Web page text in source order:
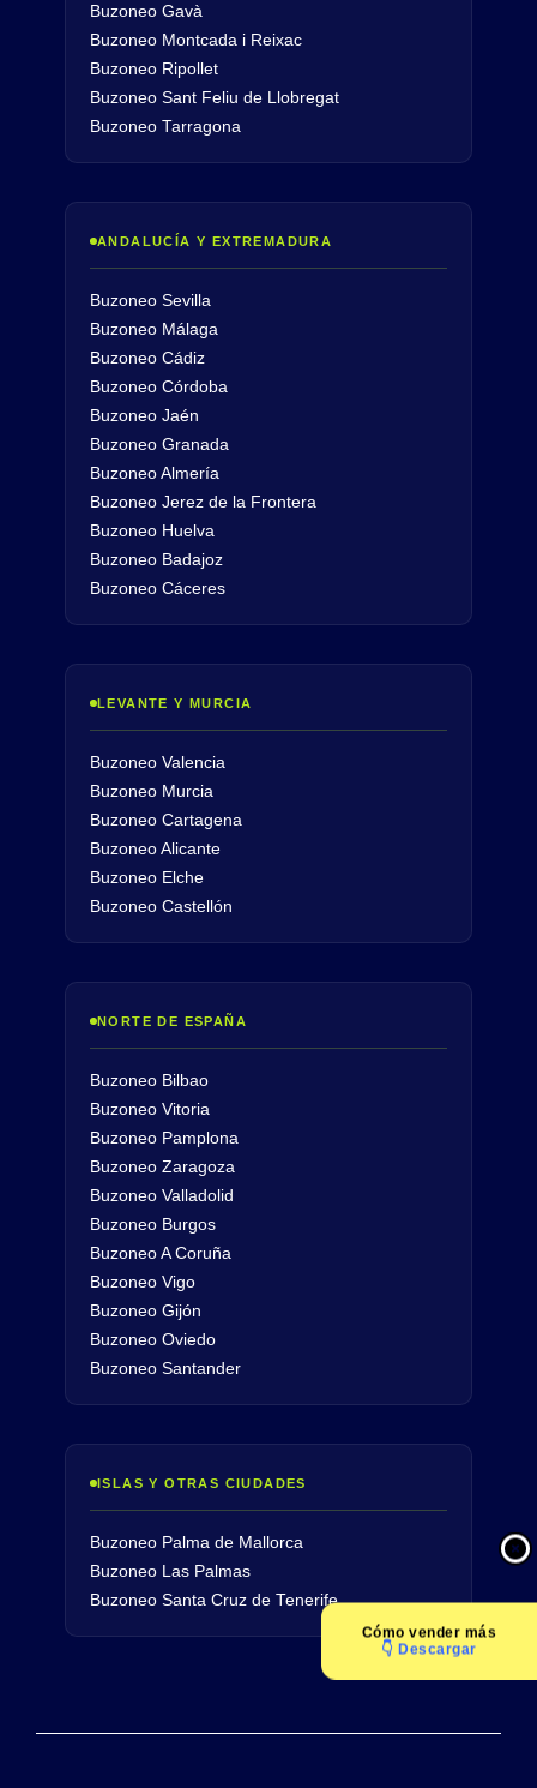
Cómovender más
👇 Descargar
Buzoneo Gavà
Buzoneo Montcada i Reixac
Buzoneo Ripollet
Buzoneo Sant Feliu de Llobregat
Buzoneo Tarragona
ANDALUCÍA Y EXTREMADURA
Buzoneo Sevilla
Buzoneo Málaga
Buzoneo Cádiz
Buzoneo Córdoba
Buzoneo Jaén
Buzoneo Granada
Buzoneo Almería
Buzoneo Jerez de la Frontera
Buzoneo Huelva
Buzoneo Badajoz
Buzoneo Cáceres
LEVANTE Y MURCIA
Buzoneo Valencia
Buzoneo Murcia
Buzoneo Cartagena
Buzoneo Alicante
Buzoneo Elche
Buzoneo Castellón
NORTE DE ESPAÑA
Buzoneo Bilbao
Buzoneo Vitoria
Buzoneo Pamplona
Buzoneo Zaragoza
Buzoneo Valladolid
Buzoneo Burgos
Buzoneo A Coruña
Buzoneo Vigo
Buzoneo Gijón
Buzoneo Oviedo
Buzoneo Santander
ISLAS Y OTRAS CIUDADES
Buzoneo Palma de Mallorca
Buzoneo Las Palmas
Buzoneo Santa Cruz de Tenerife